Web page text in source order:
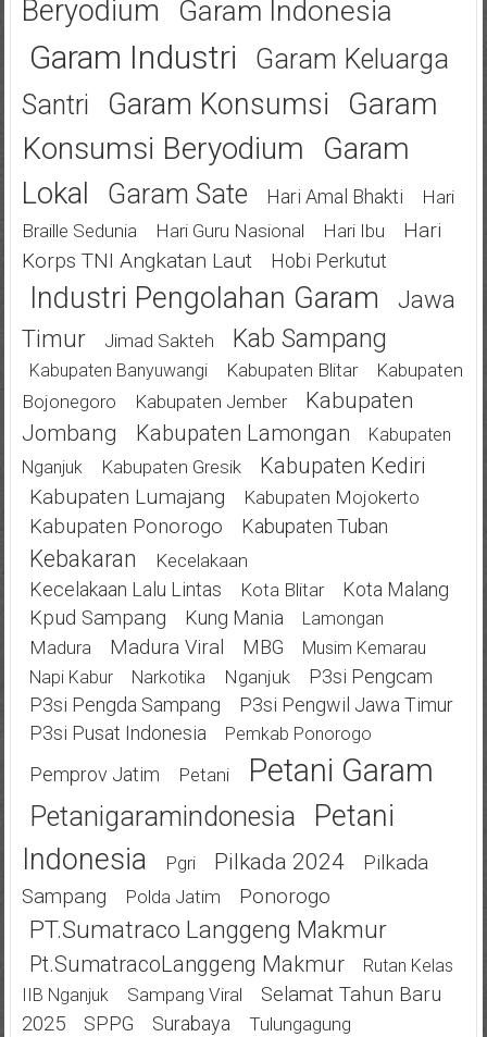
Beryodium Garam Indonesia
Garam Industri
Garam Keluarga
Santri
Garam Konsumsi
Garam
Konsumsi Beryodium
Garam
Lokal
Garam Sate Hari Amal Bhakti
Hari
Braille Sedunia
Hari Guru Nasional Hari Ibu
Hari
Korps TNI Angkatan Laut
Hobi Perkutut
Industri Pengolahan Garam
Jawa
Timur
Jimad Sakteh Kab Sampang
Kabupaten Banyuwangi Kabupaten Blitar
Kabupaten
Bojonegoro
Kabupaten Jember
Kabupaten
Jombang
Kabupaten Lamongan
Kabupaten
Nganjuk
Kabupaten Gresik Kabupaten Kediri
Kabupaten Lumajang Kabupaten Mojokerto
Kabupaten Ponorogo Kabupaten Tuban
Kebakaran Kecelakaan
Kecelakaan Lalu Lintas Kota Blitar Kota Malang
Kpud Sampang Kung Mania Lamongan
Madura Madura Viral MBG
Musim Kemarau
Napi Kabur
Narkotika Nganjuk
P3si Pengcam
P3si Pengda Sampang
P3si Pengwil Jawa Timur
P3si Pusat Indonesia
Pemkab Ponorogo
Pemprov Jatim Petani Petani Garam
Petanigaramindonesia
Petani
Indonesia
Pgri Pilkada 2024
Pilkada
Sampang
Polda Jatim Ponorogo
PT.Sumatraco Langgeng Makmur
Pt.SumatracoLanggeng Makmur
Rutan Kelas
IIB Nganjuk
Sampang Viral
Selamat Tahun Baru
2025
SPPG Surabaya Tulungagung